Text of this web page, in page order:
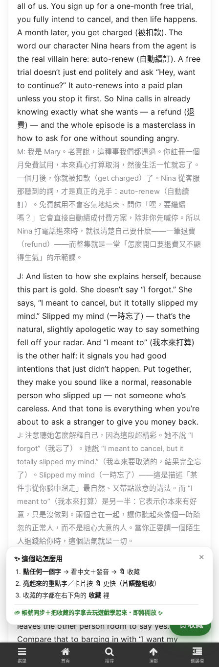
all of us. You sign up for a one-month free trial,
you fully intend to cancel, and then life happens.
A month later, you get charged (被扣款). The
word our character Nina hears from the agent is
the real villain here: auto-renew (自動續訂). A free
trial doesn’t just end politely and ask “Hey, want
to continue?” It auto-renews into a paid plan
unless you stop it first. So Nina calls in already
knowing exactly what she wants — a refund (退
費) — and the whole episode is a masterclass in
how to ask for one without sounding angry.
M: 我是 Mary 。老實說，這種事我們都遇過。你註冊一個
月免費試用，本來真心打算取消，然後生活一忙就忘了。
一個月後，你就被扣款（get charged）了。 Nina 從客服
那聽到的詞，才是真正的兇手： auto-renew （自動續
訂）。免費試用不會客氣地結束、問你「嘿，要繼續
嗎？」它會直接自動續成付費方案，除非你先喊停。所以
Nina 打電話進來時，就很清楚自己要什麼——一筆退費
（refund）——而整集就是一堂「怎麼開口要退費又不顯
得生氣」的示範課。
J: And listen to how she explains herself, because
this part is gold. She doesn’t say “I forgot.” She
says, “I meant to cancel, but it totally slipped my
mind.” Slipped my mind (一時忘了) — that’s the
natural, slightly apologetic way to say something
fell off your radar. And “I meant to” (我本來打算)
is the other half: it signals you had good
intentions that just didn’t happen. Put together,
they make you sound like a normal, reasonable
person who slipped up — not someone who’s
careless. And that tone is everything when you’re
about to ask a stranger to give you money back.
J: 注意聽她怎麼解釋自己，因為這段超精彩。她不說 “I
forgot”（我忘了）。她說 “I meant to cancel, but it
totally slipped my mind.”（我本來要取消的，結果完全忘
了）。 Slipped my mind （一時忘了）——這是描述「某
件事從你腦中溜走」最自然、又帶點歉意的講法。而 “I
meant to”（我本來打算）是另一半：它表示你本來有好
意，只是沒做到。兩個合在一起，讓你聽起來像個一時疏
忽的正常人，而不是粗心大意的人。當你正要請一個陌生
人退錢給你時，這個語氣就是一切。
M: Thencomes
plays
itperfectly. Shedoesn’t demand
asks, “Is thereany way togetarefund
any wayto (有沒有辦法) is the
any service call— it’ssoft, it’spolite, and it
leavestheother person roomtosayyes.
Compare that to barging in with “I want my
money
back.”Same goal,completely different
選單 首頁 搜尋 頂部 側邊欄
收藏
✨ 這個站怎麼用
點任何一個字 → 看中文＋發音 → 🔖 收藏
亮起來的重點字／卡片按 🔖 更快（片語整組收）
收藏的字都在右下角的 收藏 裡
🌱 帳號同步＋把收藏的字拿去玩遊戲學起來・ 即將開放 ✨
✕